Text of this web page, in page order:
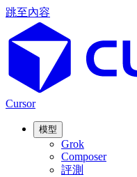
跳至內容
Cursor
模型
Grok
Composer
評測